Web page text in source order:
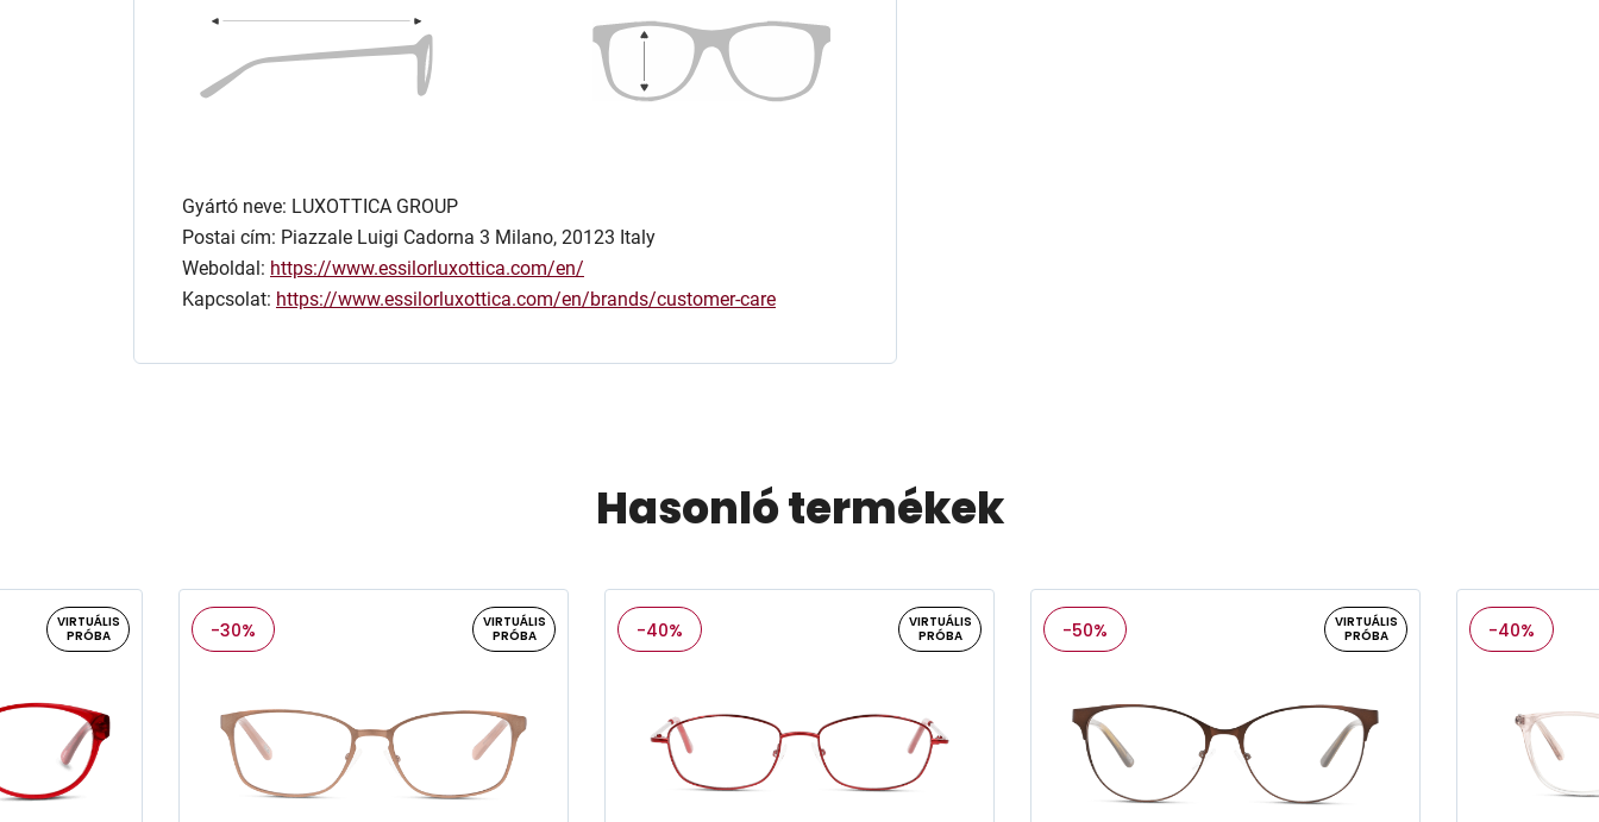
Gyártó neve: LUXOTTICA GROUP
Postai cím: Piazzale Luigi Cadorna 3 Milano, 20123 Italy
Weboldal: https://www.essilorluxottica.com/en/
Kapcsolat: https://www.essilorluxottica.com/en/brands/customer-care
Hasonló termékek
VIRTUÁLIS
PRÓBA
-30%
VIRTUÁLIS
PRÓBA
-40%
VIRTUÁLIS
PRÓBA
-50%
VIRTUÁLIS
PRÓBA
-40%